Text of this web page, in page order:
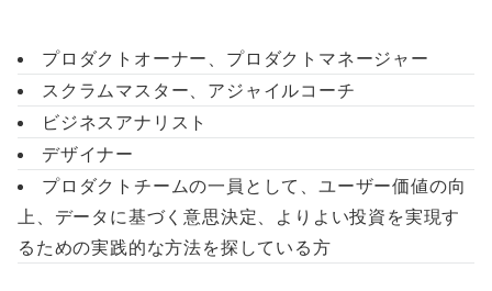
プロダクトオーナー、プロダクトマネージャー
スクラムマスター、アジャイルコーチ
ビジネスアナリスト
デザイナー
プロダクトチームの一員として、ユーザー価値の向
上、データに基づく意思決定、よりよい投資を実現す
るための実践的な方法を探している方